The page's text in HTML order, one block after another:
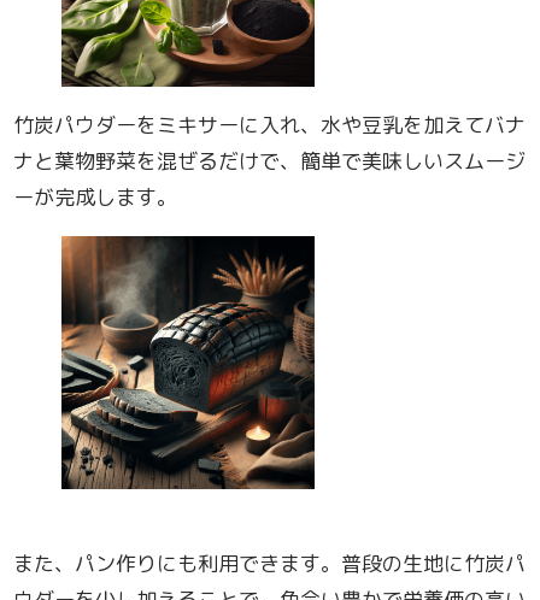
竹炭パウダーをミキサーに入れ、水や豆乳を加えてバナ
ナと葉物野菜を混ぜるだけで、簡単で美味しいスムージ
ーが完成します。
また、パン作りにも利用できます。普段の生地に竹炭パ